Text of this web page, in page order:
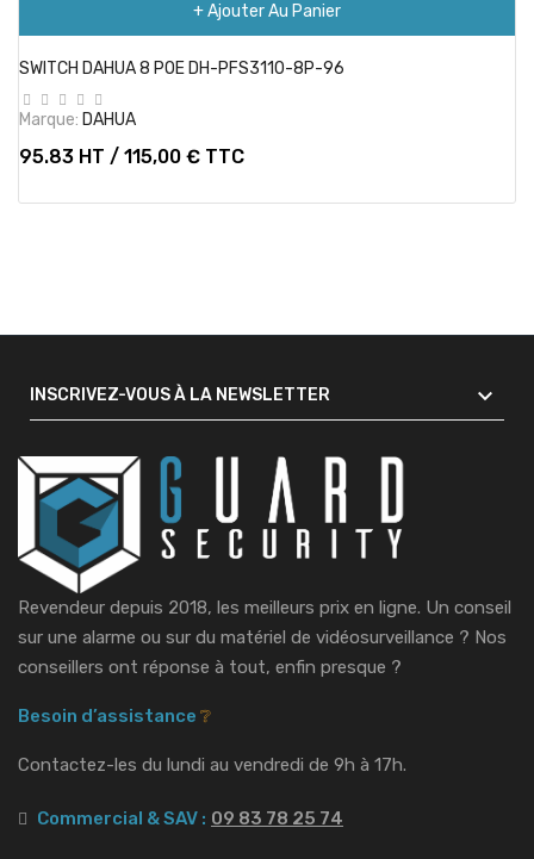
+ Ajouter Au Panier
SWITCH DAHUA 8 POE DH-PFS3110-8P-96
Marque: DAHUA
95.83 HT / 115,00 € TTC
INSCRIVEZ-VOUS À LA NEWSLETTER 
Revendeur depuis 2018, les meilleurs prix en ligne. Un conseil
sur une alarme ou sur du matériel de vidéosurveillance ? Nos
conseillers ont réponse à tout, enfin presque ?
Besoin d’assistance ❔
Contactez-les du lundi au vendredi de 9h à 17h.
Commercial & SAV : 09 83 78 25 74